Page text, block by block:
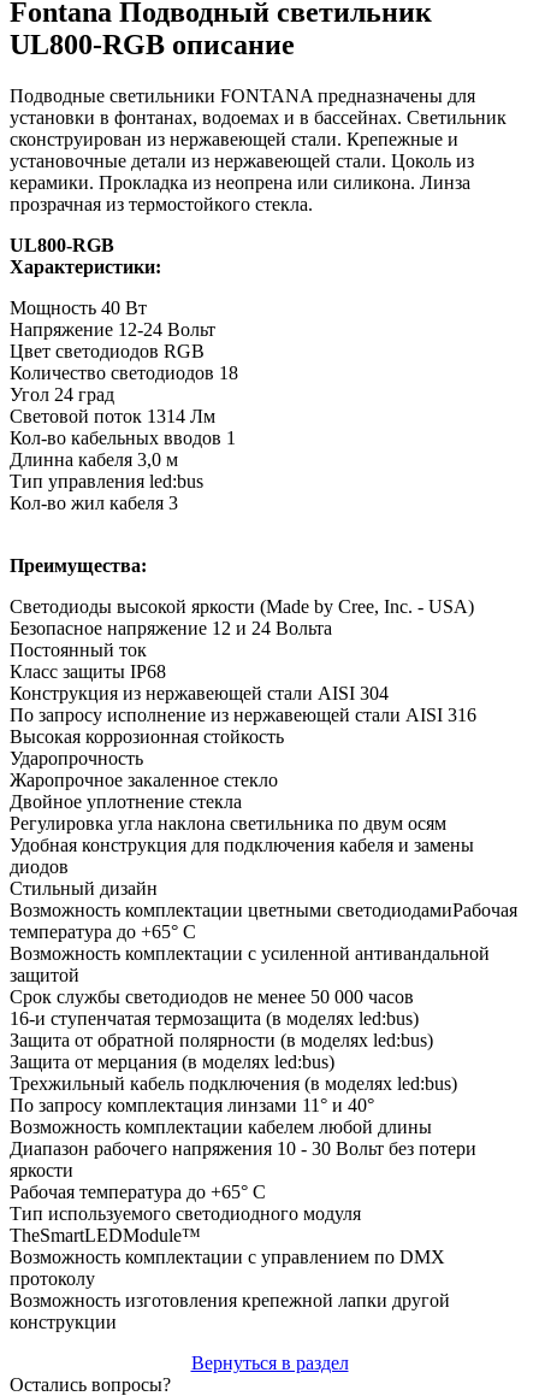
Fontana Подводный светильник
UL800-RGB описание
Подводные светильники FONTANA предназначены для
установки в фонтанах, водоемах и в бассейнах. Светильник
сконструирован из нержавеющей стали. Крепежные и
установочные детали из нержавеющей стали. Цоколь из
керамики. Прокладка из неопрена или силикона. Линза
прозрачная из термостойкого стекла.
UL800-RGB
Характеристики:
Мощность 40 Вт
Напряжение 12-24 Вольт
Цвет светодиодов RGB
Количество светодиодов 18
Угол 24 град
Световой поток 1314 Лм
Кол-во кабельных вводов 1
Длинна кабеля 3,0 м
Тип управления led:bus
Кол-во жил кабеля 3
Преимущества:
Светодиоды высокой яркости (Made by Cree, Inc. - USA)
Безопасное напряжение 12 и 24 Вольта
Постоянный ток
Класс защиты IP68
Конструкция из нержавеющей стали AISI 304
По запросу исполнение из нержавеющей стали AISI 316
Высокая коррозионная стойкость
Ударопрочность
Жаропрочное закаленное стекло
Двойное уплотнение стекла
Регулировка угла наклона светильника по двум осям
Удобная конструкция для подключения кабеля и замены
диодов
Стильный дизайн
Возможность комплектации цветными светодиодамиРабочая
температура до +65° С
Возможность комплектации с усиленной антивандальной
защитой
Срок службы светодиодов не менее 50 000 часов
16-и ступенчатая термозащита (в моделях led:bus)
Защита от обратной полярности (в моделях led:bus)
Защита от мерцания (в моделях led:bus)
Трехжильный кабель подключения (в моделях led:bus)
По запросу комплектация линзами 11° и 40°
Возможность комплектации кабелем любой длины
Диапазон рабочего напряжения 10 - 30 Вольт без потери
яркости
Рабочая температура до +65° С
Тип используемого светодиодного модуля
TheSmartLEDModule™
Возможность комплектации с управлением по DMX
протоколу
Возможность изготовления крепежной лапки другой
конструкции
Вернуться в раздел
Остались вопросы?